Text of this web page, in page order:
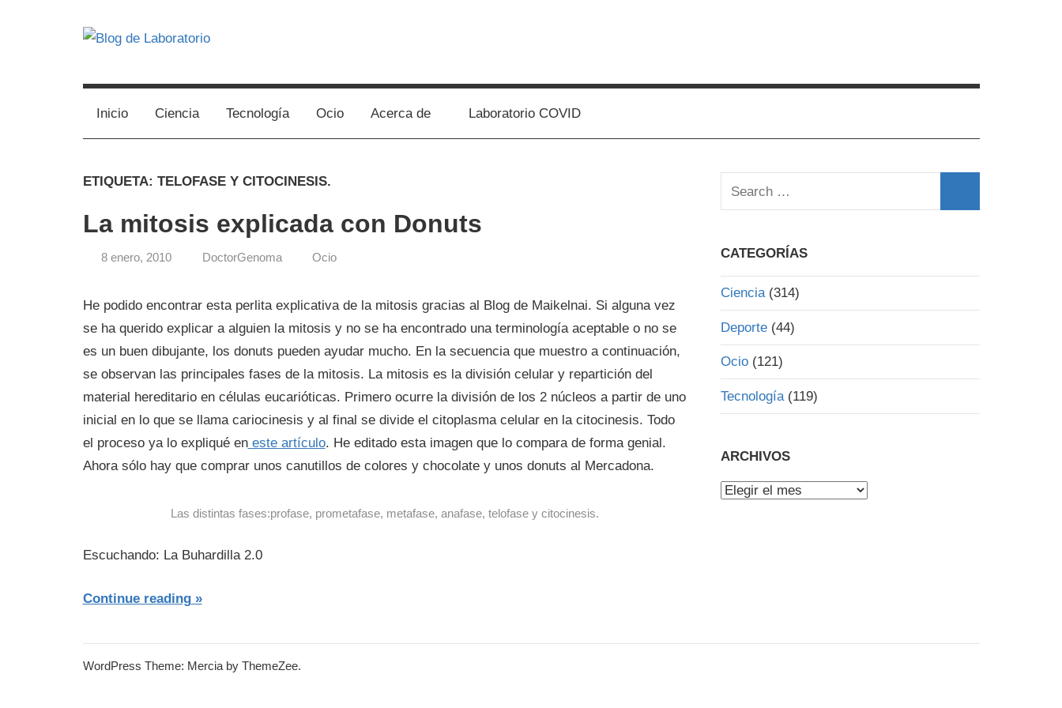
Blog
de
Laboratorio
científicos,
Tutoriales,
desde
Laboratorio
Inicio Ciencia Tecnología Ocio Acerca de Laboratorio COVID
ETIQUETA: TELOFASE Y CITOCINESIS.
La mitosis explicada con Donuts
8 enero, 2010 DoctorGenoma Ocio
He podido encontrar esta perlita explicativa de la mitosis gracias al Blog de Maikelnai. Si alguna vez
se ha querido explicar a alguien la mitosis y no se ha encontrado una terminología aceptable o no se
es un buen dibujante, los donuts pueden ayudar mucho. En la secuencia que muestro a continuación,
se observan las principales fases de la mitosis. La mitosis es la división celular y repartición del
material hereditario en células eucarióticas. Primero ocurre la división de los 2 núcleos a partir de uno
inicial en lo que se llama cariocinesis y al final se divide el citoplasma celular en la citocinesis. Todo
el proceso ya lo expliqué eneste artículo. He editado esta imagen que lo compara de forma genial.
Ahora sólo hay que comprar unos canutillos de colores y chocolate y unos donuts al Mercadona.
Las distintas fases:profase, prometafase, metafase, anafase, telofase y citocinesis.
Escuchando: La Buhardilla 2.0
Continue reading
Search
for:
CATEGORÍAS
Ciencia(314)
Deporte(44)
Ocio(121)
Tecnología(119)
ARCHIVOS
Archivos
WordPress Theme: Mercia by ThemeZee.